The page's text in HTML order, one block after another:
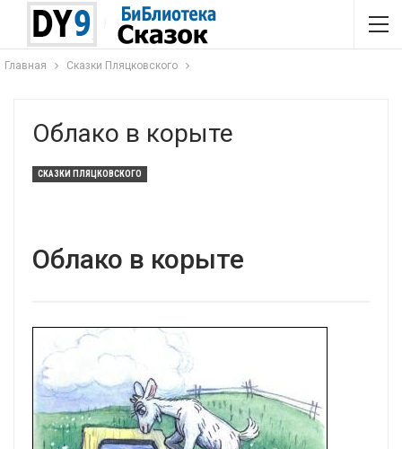
Главная Сказки Пляцковского
Облако в корыте
СКАЗКИ ПЛЯЦКОВСКОГО
Облако в корыте